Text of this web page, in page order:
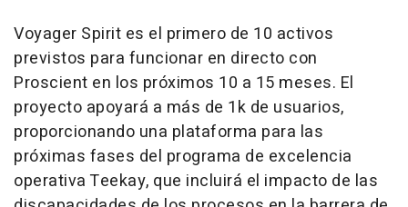
Voyager Spirit es el primero de 10 activos
previstos para funcionar en directo con
Proscient en los próximos 10 a 15 meses. El
proyecto apoyará a más de 1k de usuarios,
proporcionando una plataforma para las
próximas fases del programa de excelencia
operativa Teekay, que incluirá el impacto de las